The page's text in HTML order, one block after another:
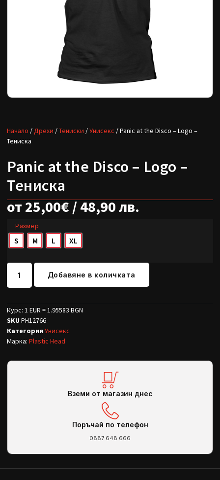
Начало /Дрехи /Тениски /Унисекс / Panic at the Disco – Logo –
Тениска
Panic at the Disco – Logo –
Тениска
от25,00€/ 48,90 лв.
Размер
S M L XL
Добавяне в количката
Курс: 1 EUR = 1.95583 BGN
SKU PH12766
Категория Унисекс
Марка: Plastic Head
Вземи от магазин днес
Поръчай по телефон
0887 648 666